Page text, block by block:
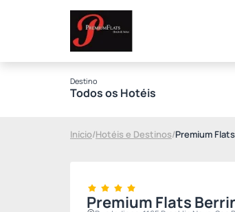
Destino
Todos os Hotéis
Início/Hotéis e Destinos/Premium
Premium Flats